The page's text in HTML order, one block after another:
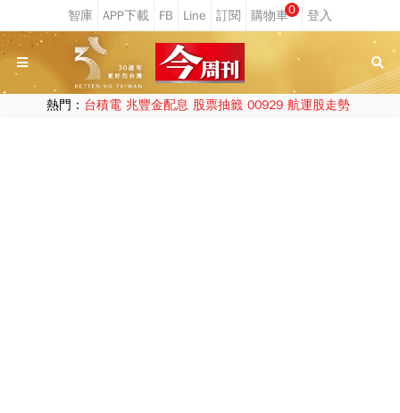
0
熱門： 台積電 兆豐金配息 股票抽籤 00929 航運股走勢